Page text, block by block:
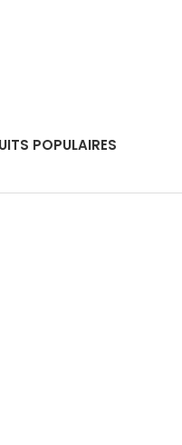
HI977XX (4 pcs)
POPULAIRES